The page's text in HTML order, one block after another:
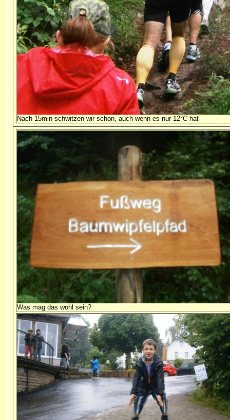
Nach 15min schwitzen wir schon, auch wenn es nur 12°C hat
Was mag das wohl sein?